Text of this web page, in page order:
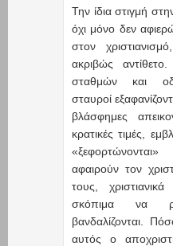
Την ίδια στιγμή
όχι μόνο δεν
στον
ακριβώς
σταθμών και
σταυροί
βλάσφημες
κρατικές τιμές,
αφαιρούν τον
τους,
σκόπιμα να
βανδαλίζονται.
αυτός ο